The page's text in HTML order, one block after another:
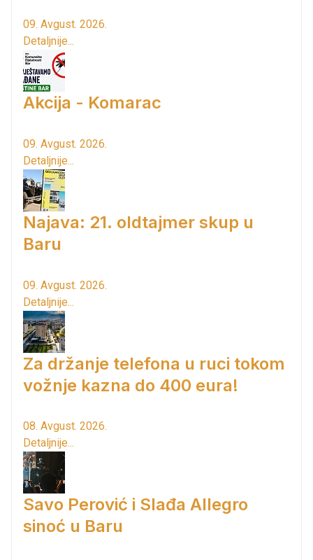
09. Avgust. 2026.
Detaljnije...
Akcija - Komarac
09. Avgust. 2026.
Detaljnije...
Najava: 21. oldtajmer skup u
Baru
09. Avgust. 2026.
Detaljnije...
Za držanje telefona u ruci tokom
vožnje kazna do 400 eura!
08. Avgust. 2026.
Detaljnije...
Savo Perović i Slađa Allegro
sinoć u Baru